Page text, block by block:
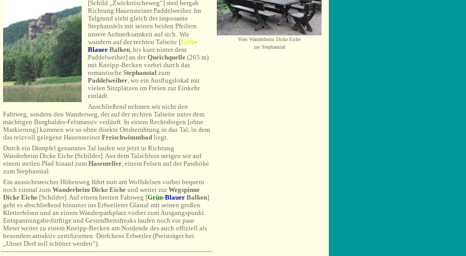
[Schild „Zwicktrischeweg“] steil bergab
Richtung Hauensteiner Paddelweiher. Im
Talgrund zieht gleich der imposante
Stephansfels mit seinen beiden Pfeilern
unsere Aufmerksamkeit auf sich. Wir
wandern auf der rechten Talseite [Gelb-
Blauer Balken, bis kurz ninter dem
Paddelweiher] an derQueichquelle (265 m)
mit Kneipp-Becken vorbei durch das
romantische Stephanstal zum
Paddelweiher, wo ein Ausflugslokal mit
vielen Sitzplätzen im Freien zur Einkehr
einlädt.
Anschließend nehmen wir nicht den
Fahrweg, sondern den Wanderweg, der auf der rechten Talseite unter dem
mächtigen Burghalder-Felsmassiv verläuft. In einem Rechtsbogen [ohne
Markierung] kommen wir so ohne direkte Ortsberührung in das Tal, in dem
das reizvoll gelegene HauensteinerFreischwimmbad liegt.
Durch ein Dümpfel genanntes Tal laufen wir jetzt in Richtung
Wanderheim Dicke Eiche [Schilder]. Aus dem Talschluss steigen wir auf
einem steilen Pfad hinauf zum Hasenteller, einem Felsen auf der Passhöhe
zum Stephanstal.
Ein aussichtsreicher Höhenweg führt nun am Wolfsfelsen vorbei bequem
noch einmal zum Wanderheim Dicke Eiche und weiter zurWegspinne
Dicke Eiche [Schilder]. Auf einem breiten Fahrweg [Grün-Blauer Balken]
geht es abschließend hinunter ins Erfweilerer Glastal mit seinen großen
Kletterfelsen und an einem Wanderparkplatz vorbei zum Ausgangspunkt.
Entspannungsbedürftige und Gesundheitsfreaks laufen noch ein paar
Meter weiter zu einem Kneipp-Becken am Nordende des auch offiziell als
besonders attraktiv zertifizierten Dörfchens Erfweiler (Preisträger bei
„Unser Dorf soll schöner werden“).
Vom Wanderheim Dicke Eiche
ins Stephanstal